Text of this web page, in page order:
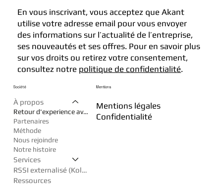
En vous inscrivant, vous acceptez que Akant
utilise votre adresse email pour vous envoyer
des informations sur l’actualité de l’entreprise,
ses nouveautés et ses offres. Pour en savoir plus
sur vos droits ou retirez votre consentement,
consultez notre politique de confidentialité.
Société
À propos
Retour d'experience avec AKANT
Partenaires
Méthode
Nous rejoindre
Notre histoire
Services
RSSI externalisé (Kollègue)
Ressources
Mentions
Confidentialité
Mentions légales